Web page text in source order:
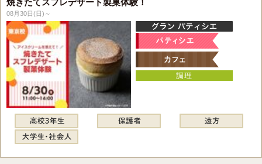
焼きたてスフレデザート製菓体験！
08月30日(日)～